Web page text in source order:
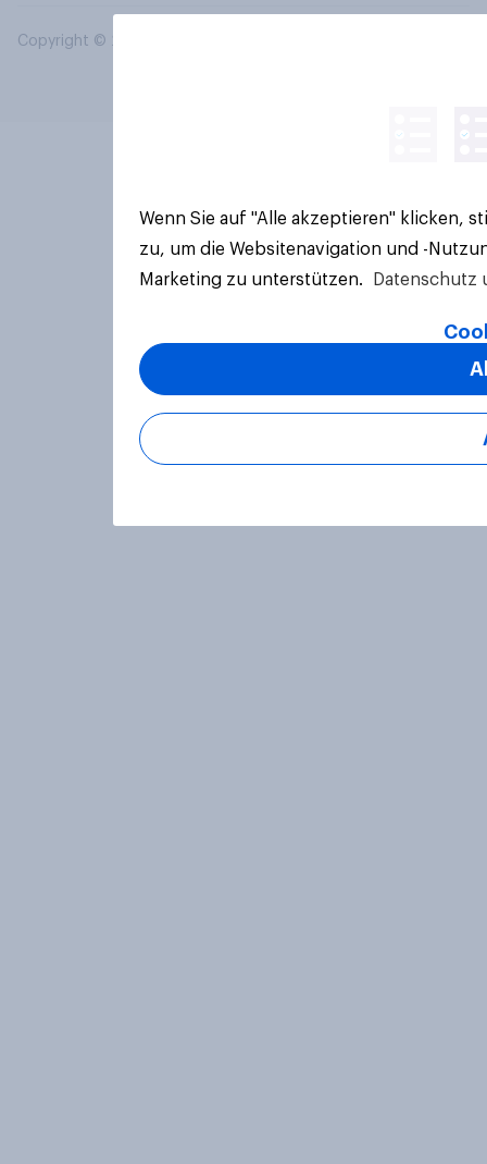
Copyright © 2026 YouGov PLC. Alle Rechte vorbehalten.
Wenn Sie auf "Alle akzeptieren" klicken,
zu, um die Websitenavigation und -
Marketing zu unterstützen.
Datenschutz